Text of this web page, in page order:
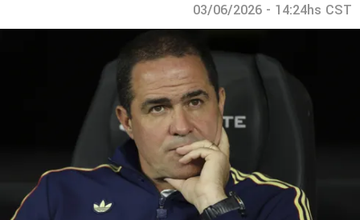
03/06/2026 - 14:24hs CST